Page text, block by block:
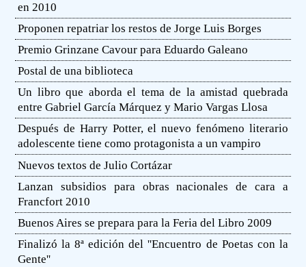
en 2010
Proponen repatriar los restos de Jorge Luis Borges
Premio Grinzane Cavour para Eduardo Galeano
Postal de una biblioteca
Un libro que aborda el tema de la amistad quebrada
entre Gabriel García Márquez y Mario Vargas Llosa
Después de Harry Potter, el nuevo fenómeno literario
adolescente tiene como protagonista a un vampiro
Nuevos textos de Julio Cortázar
Lanzan subsidios para obras nacionales de cara a
Francfort 2010
Buenos Aires se prepara para la Feria del Libro 2009
Finalizó la 8ª edición del ''Encuentro de Poetas con la
Gente''